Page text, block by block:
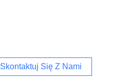
Skontaktuj Się Z Nami